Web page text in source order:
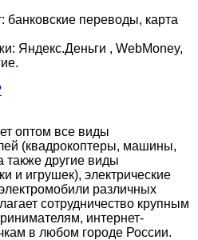
банковские переводы, карта
Яндекс.Деньги , WebMoney,
оптом все виды
(квадрокоптеры, машины,
также другие виды
и игрушек), электрические
различных
сотрудничество крупным
интернет-
в любом городе России.